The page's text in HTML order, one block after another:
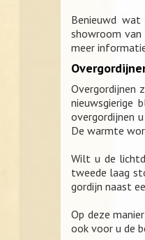
Benieuwd
showroom
meer
Overgordijnen
nieuwsgierige
overgordijnen
De warmte
Wilt u de
tweede laag
gordijn naast
Op deze
ook voor u de